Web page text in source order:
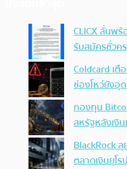
CLICX ลั่นพ
รับสมัครชั่วค
Coldcard เ
ช่องโหว่ยังอุด
กองทุน
สหรัฐหลังเงิ
BlackRock
ตลาดเงินยุโ